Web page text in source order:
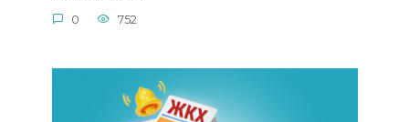
0 752